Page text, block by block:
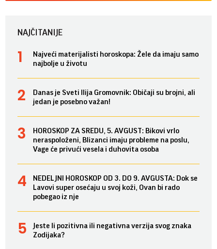
NAJČITANIJE
Najveći materijalisti horoskopa: Žele da imaju samo
najbolje u životu
Danas je Sveti Ilija Gromovnik: Običaji su brojni, ali
jedan je posebno važan!
HOROSKOP ZA SREDU, 5. AVGUST: Bikovi vrlo
neraspoloženi, Blizanci imaju probleme na poslu,
Vage će privući vesela i duhovita osoba
NEDELJNI HOROSKOP OD 3. DO 9. AVGUSTA: Dok se
Lavovi super osećaju u svoj koži, Ovan bi rado
pobegao iz nje
Jeste li pozitivna ili negativna verzija svog znaka
Zodijaka?